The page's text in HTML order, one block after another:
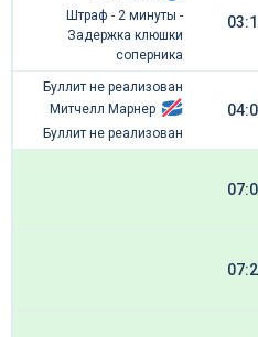
Штраф - 2 минуты -
Задержка клюшки
соперника
Буллит не реализован
Митчелл Марнер
Буллит не реализован